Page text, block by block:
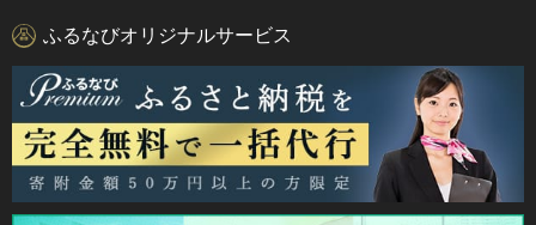
ふるなびオリジナルサービス